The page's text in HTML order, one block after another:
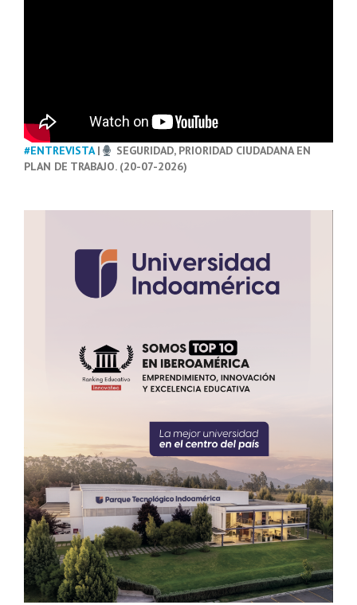
#ENTREVISTA|
SEGURIDAD, PRIORIDAD CIUDADANA EN
PLAN DE TRABAJO. (20-07-2026)